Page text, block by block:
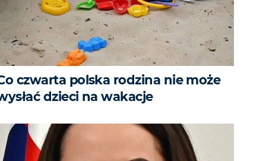
czwarta polska rodzina nie może
dzieci na wakacje